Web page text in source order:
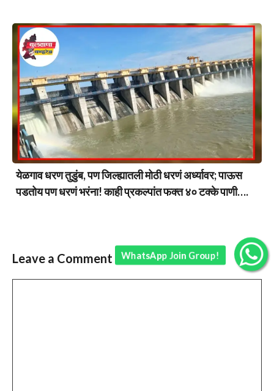
येळगाव धरण तुडुंब, पण जिल्ह्यातली मोठी धरणं अर्ध्यावर; पाऊस
पडतोय पण धरणं भरंना! काही प्रकल्पांत फक्त ४० टक्के पाणी….
Leave a Comment WhatsApp Join Group!